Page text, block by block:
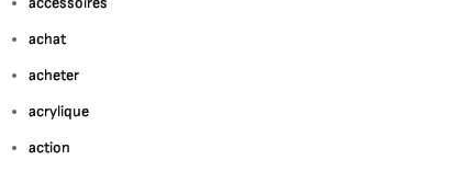
achat
acheter
acrylique
action